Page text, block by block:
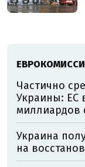
Частично
Украины: ЕС
миллиардов
Украина
на